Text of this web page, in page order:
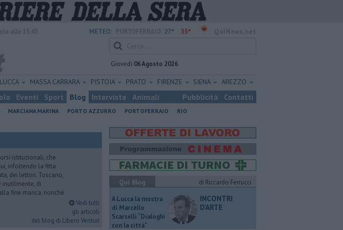
METEO: 27° 33°
Giovedì 06 Agosto 2026
LUCCA MASSA CARRARA PISTOIA PRATO FIRENZE SIENA AREZZO
Eventi Sport Blog Interviste Animali Pubblicità Contatti
MARCIANA MARINA PORTO AZZURRO PORTOFERRAIO RIO
istituzionali, che
infoltendo la fitta
dei lettori. Toscano,
inutilmente, di
fine manca, nonché
Vedi tutti
gli articoli
del blog di Libero Venturi
Qui Blog
di Riccardo Ferrucci
A Lucca la mostra
di Marcello
Scarselli “Dialoghi
con la città"
INCONTRI
D'ARTE